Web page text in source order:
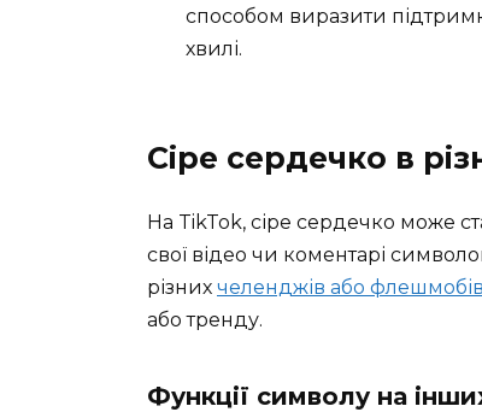
способом виразити
хвилі.
Сіре сердечко в
На TikTok, сіре сердечко може
свої відео чи коментарі
різних челенджів або флешмобів
або тренду.
Функції символу на